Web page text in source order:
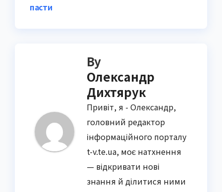
пасти
By
Олександр
Дихтярук
Привіт, я - Олександр,
головний редактор
інформаційного порталу
t-v.te.ua, моє натхнення
— відкривати нові
знання й ділитися ними